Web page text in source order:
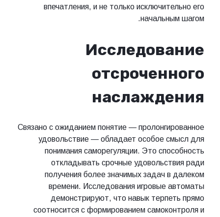
впечатления, и не только исключительно его
начальным шагом.
Исследование
отсроченного
наслаждения
Связано с ожиданием понятие — пролонгированное
удовольствие — обладает особое смысл для
понимания саморегуляции. Это способность
откладывать срочные удовольствия ради
получения более значимых задач в далеком
времени. Исследования игровые автоматы
демонстрируют, что навык терпеть прямо
соотносится с формированием самоконтроля и